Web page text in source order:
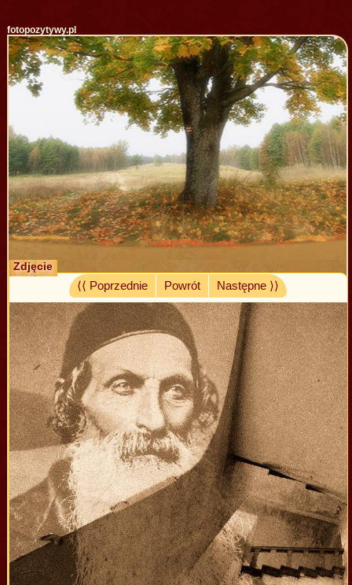
fotopozytywy.pl
Zdjęcie
⟨⟨ Poprzednie
Powrót Następne ⟩⟩